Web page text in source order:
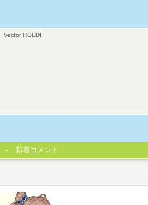
Vector HOLDI
新着コメント